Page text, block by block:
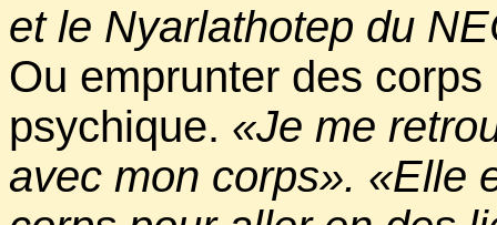
et le Nyarlathotep du
Ou emprunter des
psychique. «Je me
avec mon corps». «Elle